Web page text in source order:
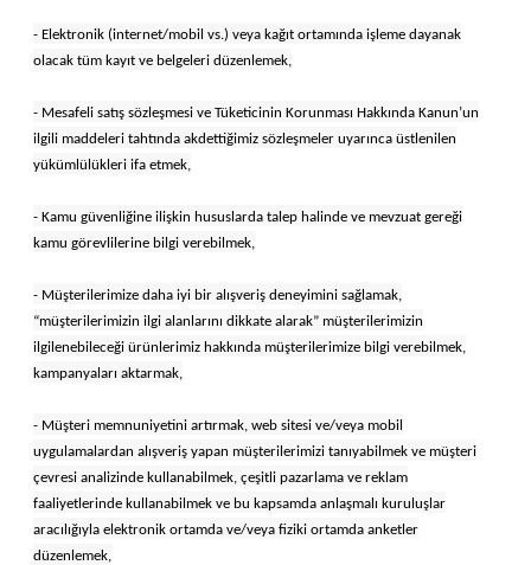
- Elektronik (internet/mobil vs.) veya kağıt ortamında işleme dayanak
olacak tüm kayıt ve belgeleri düzenlemek,
- Mesafeli satış sözleşmesi ve Tüketicinin Korunması Hakkında Kanun’un
ilgili maddeleri tahtında akdettiğimiz sözleşmeler uyarınca üstlenilen
yükümlülükleri ifa etmek,
- Kamu güvenliğine ilişkin hususlarda talep halinde ve mevzuat gereği
kamu görevlilerine bilgi verebilmek,
- Müşterilerimize daha iyi bir alışveriş deneyimini sağlamak,
“müşterilerimizin ilgi alanlarını dikkate alarak” müşterilerimizin
ilgilenebileceği ürünlerimiz hakkında müşterilerimize bilgi verebilmek,
kampanyaları aktarmak,
- Müşteri memnuniyetini artırmak, web sitesi ve/veya mobil
uygulamalardan alışveriş yapan müşterilerimizi tanıyabilmek ve müşteri
çevresi analizinde kullanabilmek, çeşitli pazarlama ve reklam
faaliyetlerinde kullanabilmek ve bu kapsamda anlaşmalı kuruluşlar
aracılığıyla elektronik ortamda ve/veya fiziki ortamda anketler
düzenlemek,